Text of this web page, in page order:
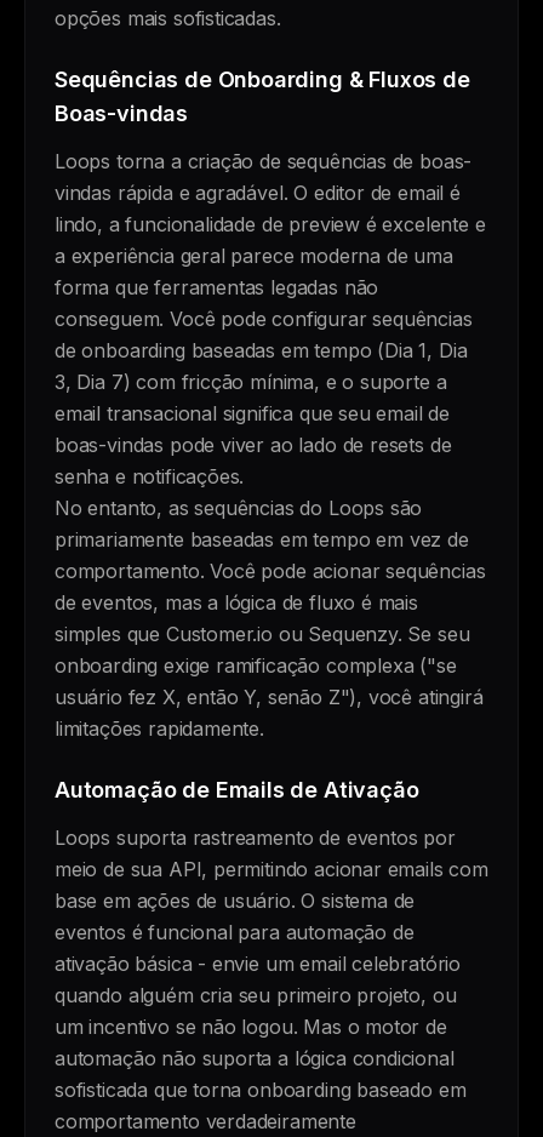
opções mais sofisticadas.
Sequências de Onboarding & Fluxos de
Boas-vindas
Loops torna a criação de sequências de boas-
vindas rápida e agradável. O editor de email é
lindo, a funcionalidade de preview é excelente e
a experiência geral parece moderna de uma
forma que ferramentas legadas não
conseguem. Você pode configurar sequências
de onboarding baseadas em tempo (Dia 1, Dia
3, Dia 7) com fricção mínima, e o suporte a
email transacional significa que seu email de
boas-vindas pode viver ao lado de resets de
senha e notificações.
No entanto, as sequências do Loops são
primariamente baseadas em tempo em vez de
comportamento. Você pode acionar sequências
de eventos, mas a lógica de fluxo é mais
simples que Customer.io ou Sequenzy. Se seu
onboarding exige ramificação complexa ("se
usuário fez X, então Y, senão Z"), você atingirá
limitações rapidamente.
Automação de Emails de Ativação
Loops suporta rastreamento de eventos por
meio de sua API, permitindo acionar emails com
base em ações de usuário. O sistema de
eventos é funcional para automação de
ativação básica - envie um email celebratório
quando alguém cria seu primeiro projeto, ou
um incentivo se não logou. Mas o motor de
automação não suporta a lógica condicional
sofisticada que torna onboarding baseado em
comportamento verdadeiramente